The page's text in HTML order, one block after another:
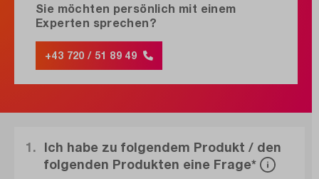
Sie möchten persönlich mit einem
Experten sprechen?
+43 720 / 51 89 49
Ich habe zu folgendem Produkt / den
folgenden Produkten eine Frage*
1.